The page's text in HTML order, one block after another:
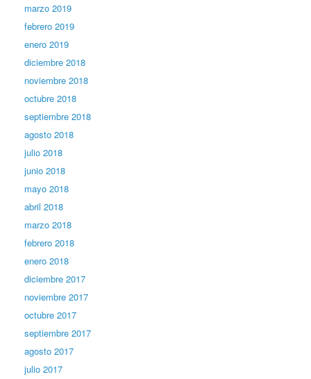
marzo 2019
febrero 2019
enero 2019
diciembre 2018
noviembre 2018
octubre 2018
septiembre 2018
agosto 2018
julio 2018
junio 2018
mayo 2018
abril 2018
marzo 2018
febrero 2018
enero 2018
diciembre 2017
noviembre 2017
octubre 2017
septiembre 2017
agosto 2017
julio 2017